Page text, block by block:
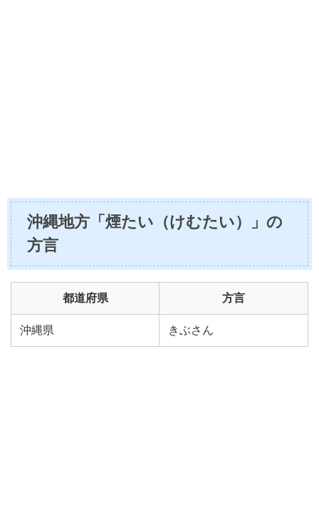
沖縄地方「煙たい（けむたい）」の
方言
都道府県 方言
沖縄県 きぶさん